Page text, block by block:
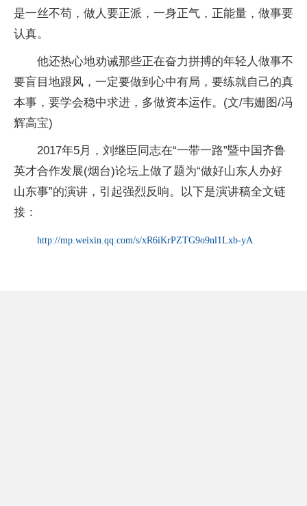
是一丝不苟，做人要正派，一身正气，正能量，做事要
认真。
他还热心地劝诫那些正在奋力拼搏的年轻人做事不
要盲目地跟风，一定要做到心中有局，要练就自己的真
本事，要学会稳中求进，多做资本运作。(文/韦姗图/冯
辉高宝)
2017年5月，刘继臣同志在“一带一路”暨中国齐鲁
英才合作发展(烟台)论坛上做了题为“做好山东人办好
山东事”的演讲，引起强烈反响。以下是演讲稿全文链
接：
http://mp.weixin.qq.com/s/xR6iKrPZTG9o9nl1Lxb-yA